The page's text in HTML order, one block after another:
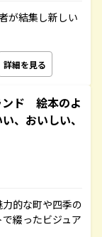
が結集し新しい
詳細を見る
ンド 絵本のよ
、おいしい、
的な町や四季の
綴ったビジュア